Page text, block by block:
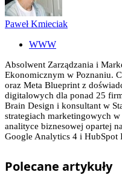
Paweł Kmieciak
WWW
Absolwent Zarządzania i
Ekonomicznym w Poznaniu.
oraz Meta Blueprint z
digitalowych dla ponad 25
Brain Design i konsultant w
strategiach marketingowych
analityce biznesowej opartej
Google Analytics 4 i HubSpot
Polecane artykuły